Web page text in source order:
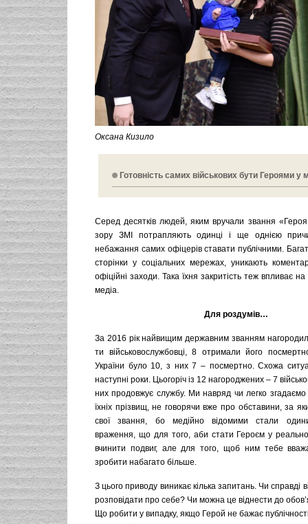
Оксана Кизило
Готовність самих військових бути Героями у
Серед десятків людей, яким вручали звання
зору ЗМІ потрапляють одинці і ще однією
небажання самих офіцерів ставати публічними.
сторінки у соціальних мережах, уникають
офіційні заходи. Така їхня закритість теж впливає
медіа.
Для роздумів…
За 2016 рік найвищим державним званням
ти військовослужбовці, 8 отримали його
України було 10, з них 7 – посмертно. Схожа
наступні роки. Цьогоріч із 12 нагороджених – 7
них продовжує службу. Ми навряд чи легко згадаємо
їхніх прізвищ, не говорячи вже про обставини, за
свої звання, бо медійно відомими стали
враження, що для того, аби стати Героєм у
вчинити подвиг, але для того, щоб ним тебе
зробити набагато більше.
З цього приводу виникає кілька запитань. Чи справді
розповідати про себе? Чи можна це віднести до
Що робити у випадку, якщо Герой не бажає